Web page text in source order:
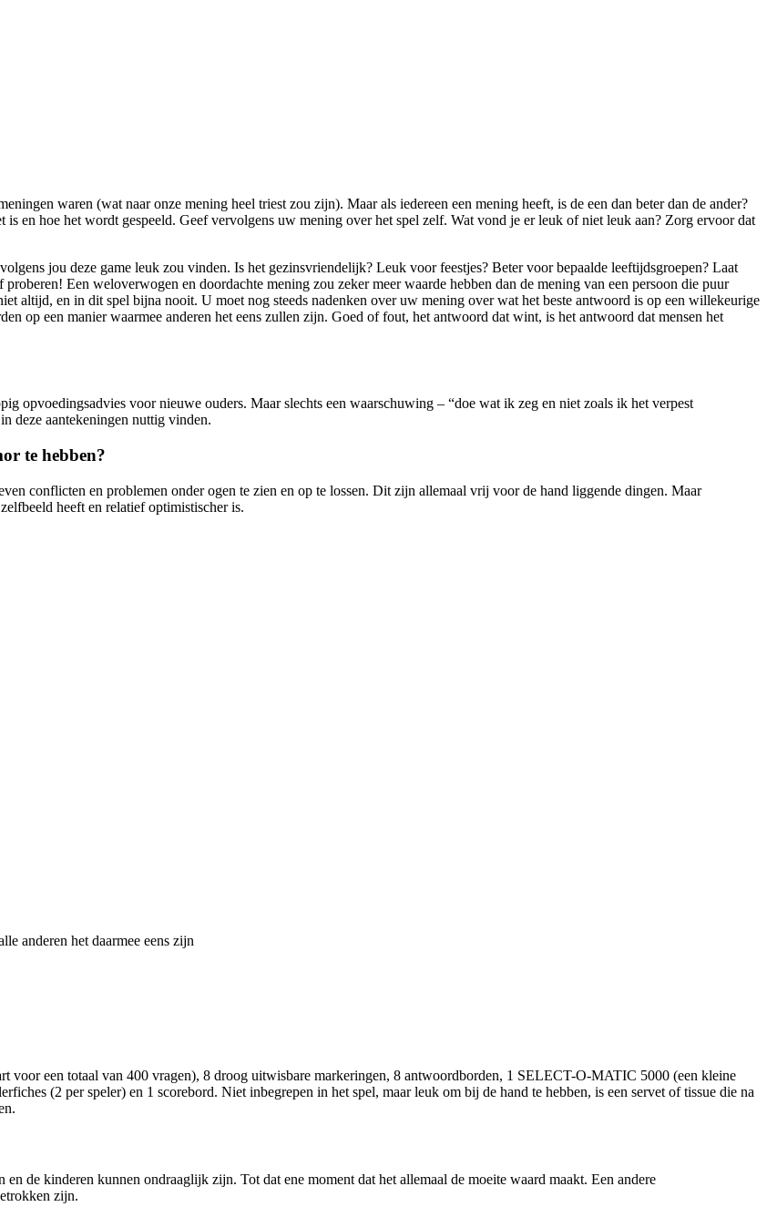
waren (wat naar onze mening heel triest zou zijn). Maar als iedereen een mening heeft, is de een dan beter dan de ander?
en hoe het wordt gespeeld. Geef vervolgens uw mening over het spel zelf. Wat vond je er leuk of niet leuk aan? Zorg ervoor dat
jou deze game leuk zou vinden. Is het gezinsvriendelijk? Leuk voor feestjes? Beter voor bepaalde leeftijdsgroepen? Laat
Een weloverwogen en doordachte mening zou zeker meer waarde hebben dan de mening van een persoon die puur
altijd, en in dit spel bijna nooit. U moet nog steeds nadenken over uw mening over wat het beste antwoord is op een willekeurige
op een manier waarmee anderen het eens zullen zijn. Goed of fout, het antwoord dat wint, is het antwoord dat mensen het
opvoedingsadvies voor nieuwe ouders. Maar slechts een waarschuwing – “doe wat ik zeg en niet zoals ik het verpest
deze aantekeningen nuttig vinden.
te hebben?
conflicten en problemen onder ogen te zien en op te lossen. Dit zijn allemaal vrij voor de hand liggende dingen. Maar
heeft en relatief optimistischer is.
anderen het daarmee eens zijn
voor een totaal van 400 vragen), 8 droog uitwisbare markeringen, 8 antwoordborden, 1 SELECT-O-MATIC 5000 (een kleine
(2 per speler) en 1 scorebord. Niet inbegrepen in het spel, maar leuk om bij de hand te hebben, is een servet of tissue die na
de kinderen kunnen ondraaglijk zijn. Tot dat ene moment dat het allemaal de moeite waard maakt. Een andere
zijn.